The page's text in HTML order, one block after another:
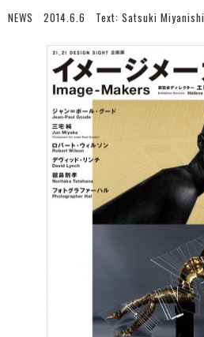
NEWS 2014.6.6 Text: Satsuki Miyanishi